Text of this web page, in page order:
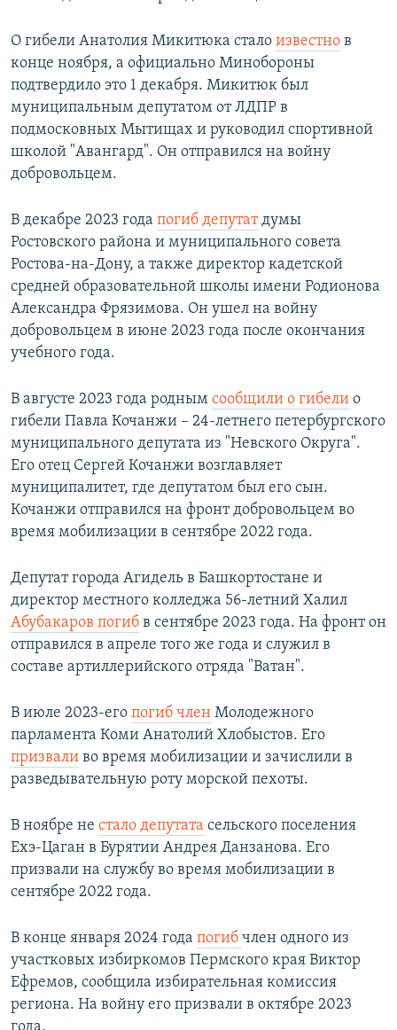
О гибели Анатолия Микитюка стало известно в
конце ноября, а официально Минобороны
подтвердило это 1 декабря. Микитюк был
муниципальным депутатом от ЛДПР в
подмосковных Мытищах и руководил спортивной
школой "Авангард". Он отправился на войну
добровольцем.
В декабре 2023 года погиб депутатдумы
Ростовского района и муниципального совета
Ростова-на-Дону, а также директор кадетской
средней образовательной школы имени Родионова
Александра Фрязимова. Он ушел на войну
добровольцем в июне 2023 года после окончания
учебного года.
В августе 2023 года родным сообщили о гибели о
гибели Павла Кочанжи – 24-летнего петербургского
муниципального депутата из "Невского Округа".
Его отец Сергей Кочанжи возглавляет
муниципалитет, где депутатом был его сын.
Кочанжи отправился на фронт добровольцем во
время мобилизации в сентябре 2022 года.
Депутат города Агидель в Башкортостане и
директор местного колледжа 56-летний Халил
Абубакаров погиб в сентябре 2023 года. На фронт он
отправился в апреле того же года и служил в
составе артиллерийского отряда "Ватан".
В июле 2023-его погиб член Молодежного
парламента Коми Анатолий Хлобыстов. Его
призвали во время мобилизации и зачислили в
разведывательную роту морской пехоты.
В ноябре не стало депутата сельского поселения
Ехэ-Цаган в Бурятии Андрея Данзанова. Его
призвали на службу во время мобилизации в
сентябре 2022 года.
В конце января 2024 года погиб член одного из
участковых избиркомов Пермского края Виктор
Ефремов, сообщила избирательная комиссия
региона. На войну его призвали в октябре 2023